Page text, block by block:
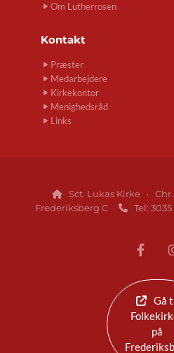
Om Lutherrosen
Kontakt
Præster
Medarbejdere
Kirkekontor
Menighedsråd
Links

Sct. Lukas Kirke · Chr.
Frederiksberg C
 Tel:
Gå
på